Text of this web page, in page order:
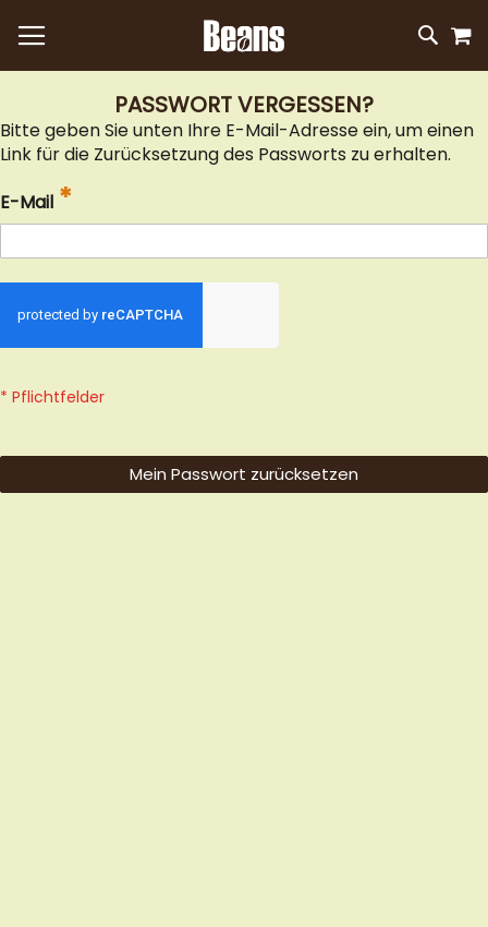
DIREKT
ZUM
INHALT
PASSWORT VERGESSEN?
Bitte geben Sie unten Ihre E-Mail-Adresse ein, um einen
Link für die Zurücksetzung des Passworts zu erhalten.
E-Mail
Mein Passwort zurücksetzen